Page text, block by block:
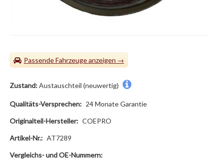
Passende Fahrzeuge
Zustand:Austauschteil (neuwertig)
Qualitäts-Versprechen: 24 Monate Garantie
Originalteil-Hersteller: COEPRO
Artikel-Nr.: AT7289
Vergleichs- und OE-Nummern: